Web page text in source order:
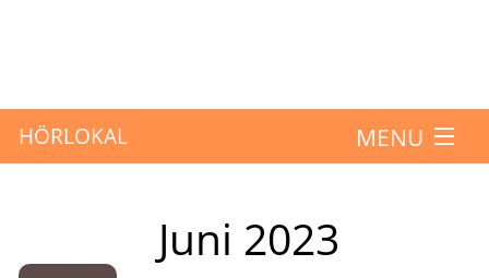
HÖRLOKAL MENU
Juni 2023